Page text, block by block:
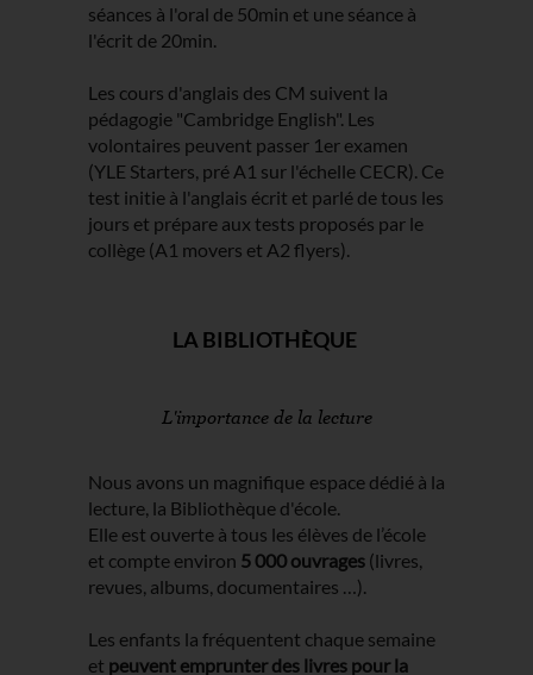
séances à l'oral de 50min et une séance à
l'écrit de 20min.
Les cours d'anglais des CM suivent la
pédagogie "Cambridge English". Les
volontaires peuvent passer 1er examen
(YLE Starters, pré A1 sur l'échelle CECR). Ce
test initie à l'anglais écrit et parlé de tous les
jours et prépare aux tests proposés par le
collège (A1 movers et A2 flyers).
LA BIBLIOTHÈQUE
L'importance de la lecture
Nous avons un magnifique espace dédié à la
lecture, la Bibliothèque d'école.
Elle est ouverte à tous les élèves de l’école
et compte environ 5 000 ouvrages (livres,
revues, albums, documentaires …).
Les enfants la fréquentent chaque semaine
et peuvent emprunter des livres pour la